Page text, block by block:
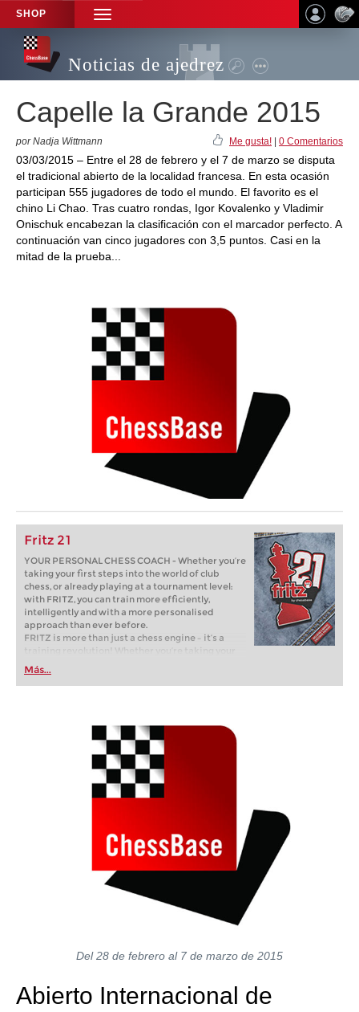
SHOP
TOGGLE
NAVIGATION
Noticias de ajedrez
Capelle la Grande 2015
por Nadja Wittmann Me gusta! 0 Comentarios
03/03/2015 – Entre el 28 de febrero y el 7 de marzo se disputa
el tradicional abierto de la localidad francesa. En esta ocasión
participan 555 jugadores de todo el mundo. El favorito es el
chino Li Chao. Tras cuatro rondas, Igor Kovalenko y Vladimir
Onischuk encabezan la clasificación con el marcador perfecto. A
continuación van cinco jugadores con 3,5 puntos. Casi en la
mitad de la prueba...
Fritz 21
YOUR PERSONAL CHESS COACH - Whether you’re
taking your first steps into the world of club
chess, or already playing at a tournament level:
with FRITZ, you can train more efficiently,
intelligently and with a more personalised
approach than ever before.
FRITZ is more than just a chess engine – it’s a
training revolution! Whether you’re taking your
first steps into the world of club chess, or already
playing at a tournament level: with FRITZ, you can
train more efficiently, intelligently and with a
Más...
Del 28 de febrero al 7 de marzo de 2015
Abierto Internacional de